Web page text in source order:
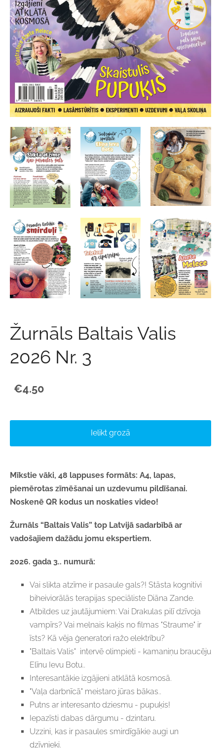
Žurnāls Baltais Valis
2026 Nr. 3
€4.50
Ielikt grozā
Mīkstie vāki, 48 lappuses formāts: A4, lapas,
piemērotas zīmēšanai un uzdevumu pildīšanai.
Noskenē QR kodus un noskaties video!
Žurnāls “Baltais Valis” top Latvijā sadarbībā ar
vadošajiem dažādu jomu ekspertiem.
2026. gada 3.. numurā:
Vai slikta atzīme ir pasaule gals?! Stāsta kognitivi
biheiviorālās terapijas speciāliste Diāna Zande.
Atbildes uz jautājumiem: Vai Drakulas pilī dzīvoja
vampīrs? Vai melnais kaķis no filmas "Straume" ir
īsts? Kā vēja ģeneratori ražo elektrību?
"Baltais Valis" intervē olimpieti - kamaniņu braucēju
Elīnu Ievu Botu..
Interesantākie izgājieni atklātā kosmosā.
"Vaļa darbnīcā" meistaro jūras bākas..
Putns ar interesanto dziesmu - pupuķis!
Iepazīsti dabas dārgumu - dzintaru.
Uzzini, kas ir pasaules smirdīgākie augi un
dzīvnieki.